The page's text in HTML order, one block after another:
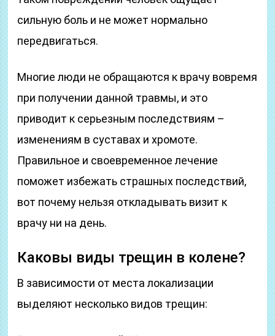
сильную боль и не может нормально
передвигаться.
Многие люди не обращаются к врачу вовремя
при получении данной травмы, и это
приводит к серьезным последствиям –
изменениям в суставах и хромоте.
Правильное и своевременное лечение
поможет избежать страшных последствий,
вот почему нельзя откладывать визит к
врачу ни на день.
Каковы виды трещин в колене?
В зависимости от места локализации
выделяют несколько видов трещин: